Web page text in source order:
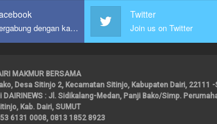
Bergabung dengan kami
Twitter
Join us on Twitter
MAKMUR BERSAMA
Desa Sitinjo 2, Kecamatan Sitinjo, Kabupaten Dairi, 22111 -
: Jl. Sidikalang-Medan, Panji Bako/Simp.
Kab. Dairi, SUMUT
6131 0008, 0813 1852 8923